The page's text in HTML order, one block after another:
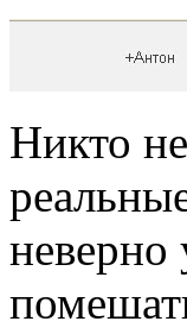
Никто
неверно